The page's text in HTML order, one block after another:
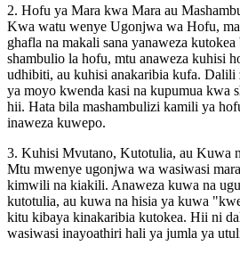
2. Hofu ya Mara kwa Mara au
Kwa watu wenye Ugonjwa wa Hofu,
ghafla na makali sana yanaweza
shambulio la hofu, mtu anaweza kuhisi
udhibiti, au kuhisi anakaribia kufa.
ya moyo kwenda kasi na kupumua kwa
hii. Hata bila mashambulizi kamili ya
inaweza kuwepo.
3. Kuhisi Mvutano, Kutotulia, au Kuwa
Mtu mwenye ugonjwa wa wasiwasi
kimwili na kiakili. Anaweza kuwa na
kutotulia, au kuwa na hisia ya kuwa
kitu kibaya kinakaribia kutokea. Hii ni
wasiwasi inayoathiri hali ya jumla ya